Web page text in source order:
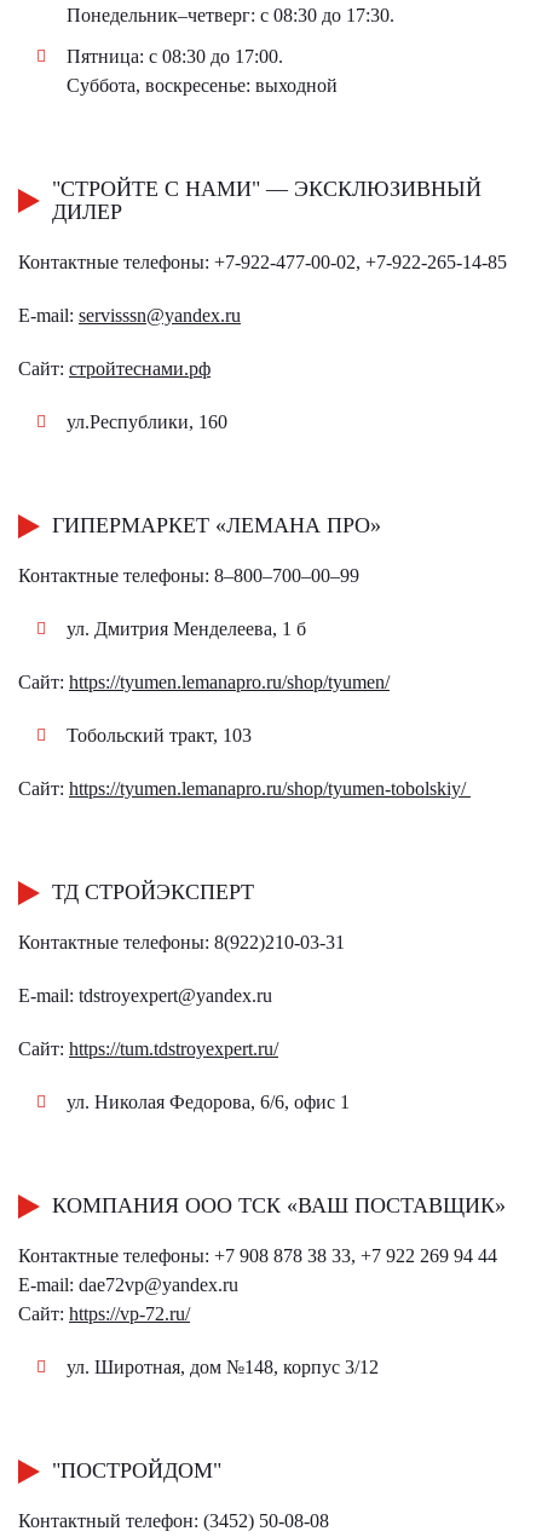
Понедельник–четверг: с 08:30 до 17:30.
Пятница: с 08:30 до 17:00.
Суббота, воскресенье: выходной
"СТРОЙТЕ С НАМИ" — ЭКСКЛЮЗИВНЫЙ
ДИЛЕР
Контактные телефоны: +7-922-477-00-02, +7-922-265-14-85
E-mail: servisssn@yandex.ru
Сайт: стройтеснами.рф
ул.Республики, 160
ГИПЕРМАРКЕТ «ЛЕМАНА ПРО»
Контактные телефоны: 8‒800‒700‒00‒99
ул. Дмитрия Менделеева, 1 б
Сайт: https://tyumen.lemanapro.ru/shop/tyumen/
Тобольский тракт, 103
Сайт: https://tyumen.lemanapro.ru/shop/tyumen-tobolskiy/
ТД СТРОЙЭКСПЕРТ
Контактные телефоны: 8(922)210-03-31
E-mail: tdstroyexpert@yandex.ru
Сайт: https://tum.tdstroyexpert.ru/
ул. Николая Федорова, 6/6, офис 1
КОМПАНИЯ ООО ТСК «ВАШ ПОСТАВЩИК»
Контактные телефоны: +7 908 878 38 33, +7 922 269 94 44
E-mail: dae72vp@yandex.ru
Сайт: https://vp-72.ru/
ул. Широтная, дом №148, корпус 3/12
"ПОСТРОЙДОМ"
Контактный телефон: (3452) 50-08-08